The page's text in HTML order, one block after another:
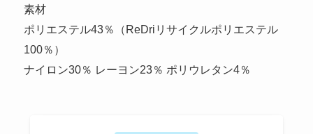
素材
ポリエステル43％（ReDriリサイクルポリエステル
100％）
ナイロン30％ レーヨン23％ ポリウレタン4％